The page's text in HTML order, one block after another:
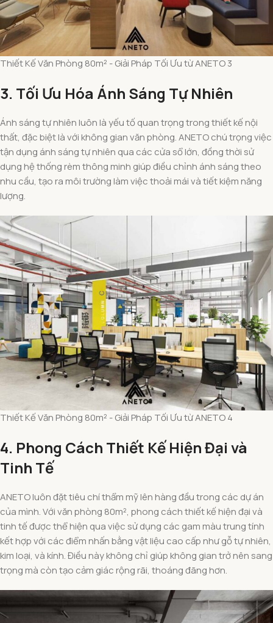
Thiết Kế Văn Phòng 80m² - Giải Pháp Tối Ưu từ ANETO 3
3. Tối Ưu Hóa Ánh Sáng Tự Nhiên
Ánh sáng tự nhiên luôn là yếu tố quan trọng trong thiết kế nội
thất, đặc biệt là với không gian văn phòng. ANETO chú trọng việc
tận dụng ánh sáng tự nhiên qua các cửa sổ lớn, đồng thời sử
dụng hệ thống rèm thông minh giúp điều chỉnh ánh sáng theo
nhu cầu, tạo ra môi trường làm việc thoải mái và tiết kiệm năng
lượng.
Thiết Kế Văn Phòng 80m² - Giải Pháp Tối Ưu từ ANETO 4
4. Phong Cách Thiết Kế Hiện Đại và
Tinh Tế
ANETO luôn đặt tiêu chí thẩm mỹ lên hàng đầu trong các dự án
của mình. Với văn phòng 80m², phong cách thiết kế hiện đại và
tinh tế được thể hiện qua việc sử dụng các gam màu trung tính
kết hợp với các điểm nhấn bằng vật liệu cao cấp như gỗ tự nhiên,
kim loại, và kính. Điều này không chỉ giúp không gian trở nên sang
trọng mà còn tạo cảm giác rộng rãi, thoáng đãng hơn.